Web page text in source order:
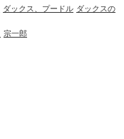
ダックス、プードル ダックスの
宗一郎